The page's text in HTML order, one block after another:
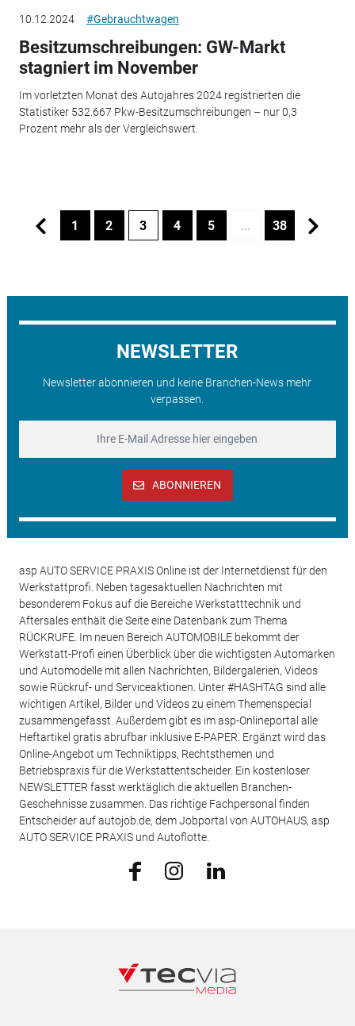
10.12.2024 #Gebrauchtwagen
Besitzumschreibungen: GW-Markt
stagniert im November
Im vorletzten Monat des Autojahres 2024 registrierten die
Statistiker 532.667 Pkw-Besitzumschreibungen – nur 0,3
Prozent mehr als der Vergleichswert.
1 2 3 4 5 … 38
NEWSLETTER
Newsletter abonnieren und keine Branchen-News mehr
verpassen.
ABONNIEREN
asp AUTO SERVICE PRAXIS Online ist der Internetdienst für den
Werkstattprofi. Neben tagesaktuellen Nachrichten mit
besonderem Fokus auf die Bereiche Werkstatttechnik und
Aftersales enthält die Seite eine Datenbank zum Thema
RÜCKRUFE. Im neuen Bereich AUTOMOBILE bekommt der
Werkstatt-Profi einen Überblick über die wichtigsten Automarken
und Automodelle mit allen Nachrichten, Bildergalerien, Videos
sowie Rückruf- und Serviceaktionen. Unter #HASHTAG sind alle
wichtigen Artikel, Bilder und Videos zu einem Themenspecial
zusammengefasst. Außerdem gibt es im asp-Onlineportal alle
Heftartikel gratis abrufbar inklusive E-PAPER. Ergänzt wird das
Online-Angebot um Techniktipps, Rechtsthemen und
Betriebspraxis für die Werkstattentscheider. Ein kostenloser
NEWSLETTER fasst werktäglich die aktuellen Branchen-
Geschehnisse zusammen. Das richtige Fachpersonal finden
Entscheider auf autojob.de, dem Jobportal von AUTOHAUS, asp
AUTO SERVICE PRAXIS und Autoflotte.